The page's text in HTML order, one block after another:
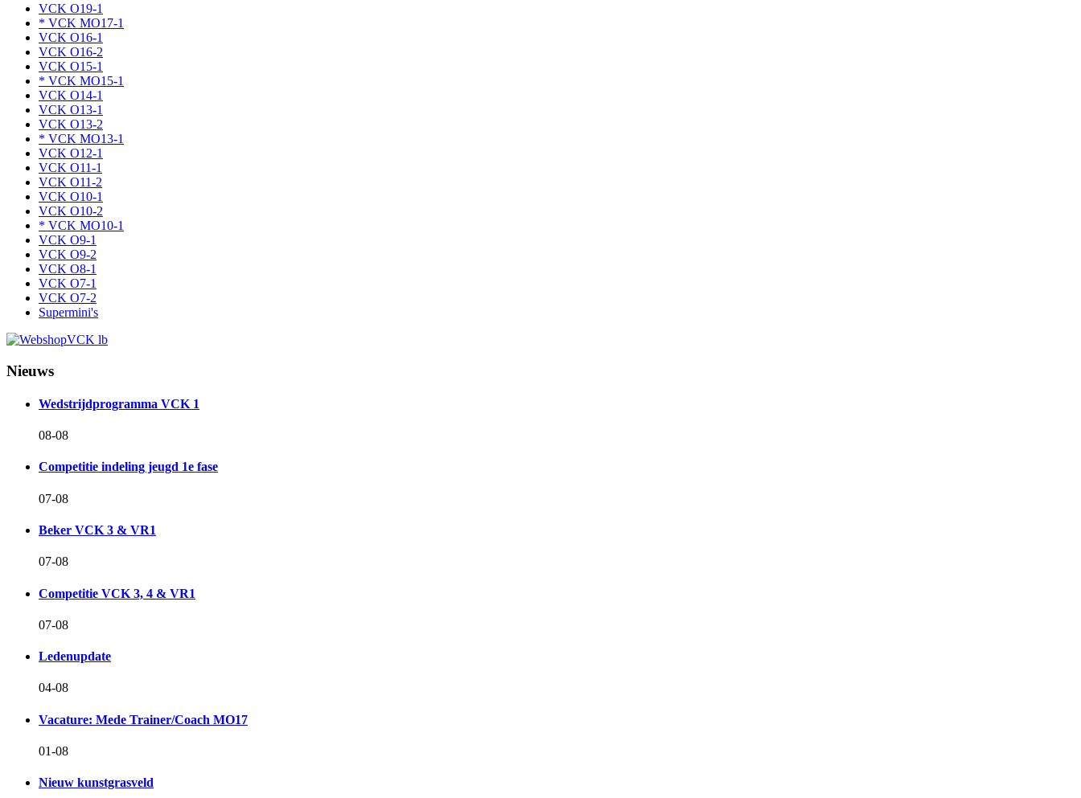
VCK O19-1
* VCK MO17-1
VCK O16-1
VCK O16-2
VCK O15-1
* VCK MO15-1
VCK O14-1
VCK O13-1
VCK O13-2
* VCK MO13-1
VCK O12-1
VCK O11-1
VCK O11-2
VCK O10-1
VCK O10-2
* VCK MO10-1
VCK O9-1
VCK O9-2
VCK O8-1
VCK O7-1
VCK O7-2
Supermini's
Nieuws
Wedstrijdprogramma VCK 1
08-08
Competitie indeling jeugd 1e fase
07-08
Beker VCK 3 & VR1
07-08
Competitie VCK 3, 4 & VR1
07-08
Ledenupdate
04-08
Vacature: Mede Trainer/Coach MO17
01-08
Nieuw kunstgrasveld